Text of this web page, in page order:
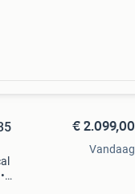
€ 2.099,00
Vandaag